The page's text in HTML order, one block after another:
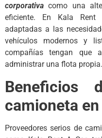
corporativa como una
eficiente. En Kala Rent
adaptadas a las
vehículos modernos y
compañías tengan que
administrar una flota propia.
Beneficios
camioneta
Proveedores serios de